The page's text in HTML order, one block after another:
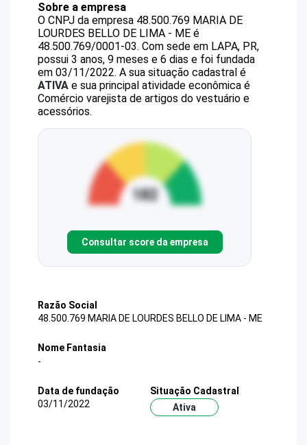
Sobre a empresa
O CNPJ da empresa 48.500.769 MARIA DE
LOURDES BELLO DE LIMA - ME é
48.500.769/0001-03. Com sede em LAPA, PR,
possui 3 anos, 9 meses e 6 dias e foi fundada
em 03/11/2022. A sua situação cadastral é
ATIVA e sua principal atividade econômica é
Comércio varejista de artigos do vestuário e
acessórios.
Consultar score da empresa
Razão Social
48.500.769 MARIA DE LOURDES BELLO DE LIMA - ME
Nome Fantasia
-
Data de fundação
03/11/2022
Situação Cadastral
Ativa